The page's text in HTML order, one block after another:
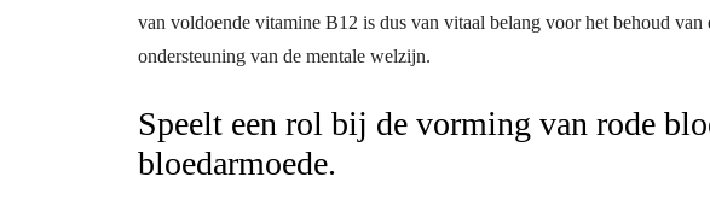
van voldoende vitamine B12 is dus van vitaal belang voor het behoud van
ondersteuning van de mentale welzijn.
Speelt een rol bij de vorming van rode
bloedarmoede.